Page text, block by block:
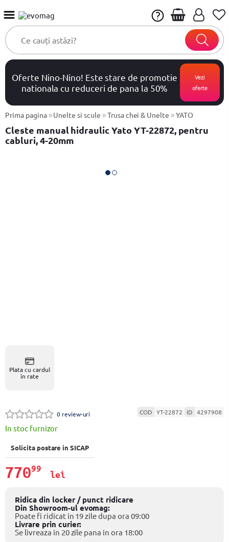
Oferte Nino-Nino! Este stare de promotie
nationala cu reduceri de pana la 50%
Vezi
oferte
Prima pagina »Unelte si scule »Trusa chei & Unelte »YATO
Cleste manual hidraulic Yato YT-22872, pentru
cabluri, 4-20mm
Plata cu cardul
în rate
0 review-uri COD YT-22872 ID 4297908
In stoc furnizor
Solicita postare in SICAP
77099
lei
Ridica din locker / punct ridicare
Din Showroom-ul evomag:
Poate fi ridicat in 19 zile dupa ora 09:00
Livrare prin curier:
Se livreaza in 20 zile pana in ora 18:00